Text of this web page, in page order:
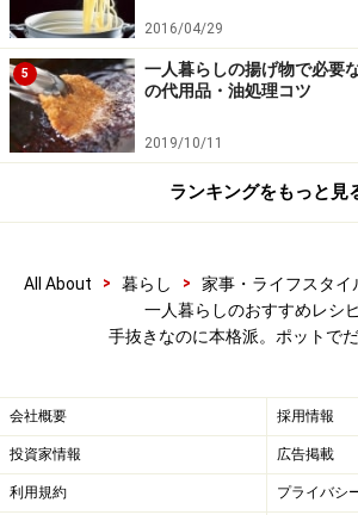
2016/04/29
5
一人暮らしの揚げ物で必要
の代用品・油処理コツ
2019/10/11
ランキングをもっと見
All About > 暮らし > 家事・ライフスタイ
一人暮らしのおすすめレシ
手抜きなのに本格派。ポットで
会社概要 採用情報
投資家情報 広告掲載
利用規約 プライバシ